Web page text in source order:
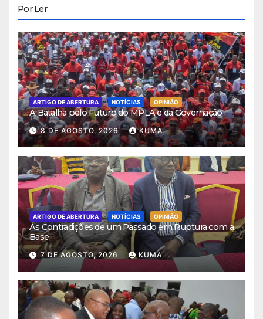
Por Ler
ARTIGO DE ABERTURA NOTÍCIAS OPINIÃO
A Batalha pelo Futuro do MPLA e da Governação
8 DE AGOSTO, 2026 KUMA
ARTIGO DE ABERTURA NOTÍCIAS OPINIÃO
As Contradições de um Passado em Ruptura com a
Base
7 DE AGOSTO, 2026 KUMA